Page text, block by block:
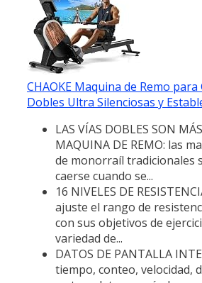
CHAOKE Maquina de Remo para
Dobles Ultra Silenciosas y
LAS VÍAS DOBLES SON
MAQUINA DE REMO: las
de monorraíl tradicionales
caerse cuando se...
16 NIVELES DE
ajuste el rango de
con sus objetivos de
variedad de...
DATOS DE PANTALLA
tiempo, conteo, velocidad,